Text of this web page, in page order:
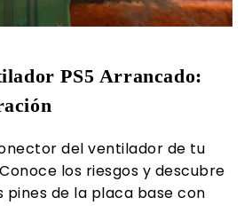
PS5 Arrancado:
del ventilador de tu
los riesgos y descubre
de la placa base con